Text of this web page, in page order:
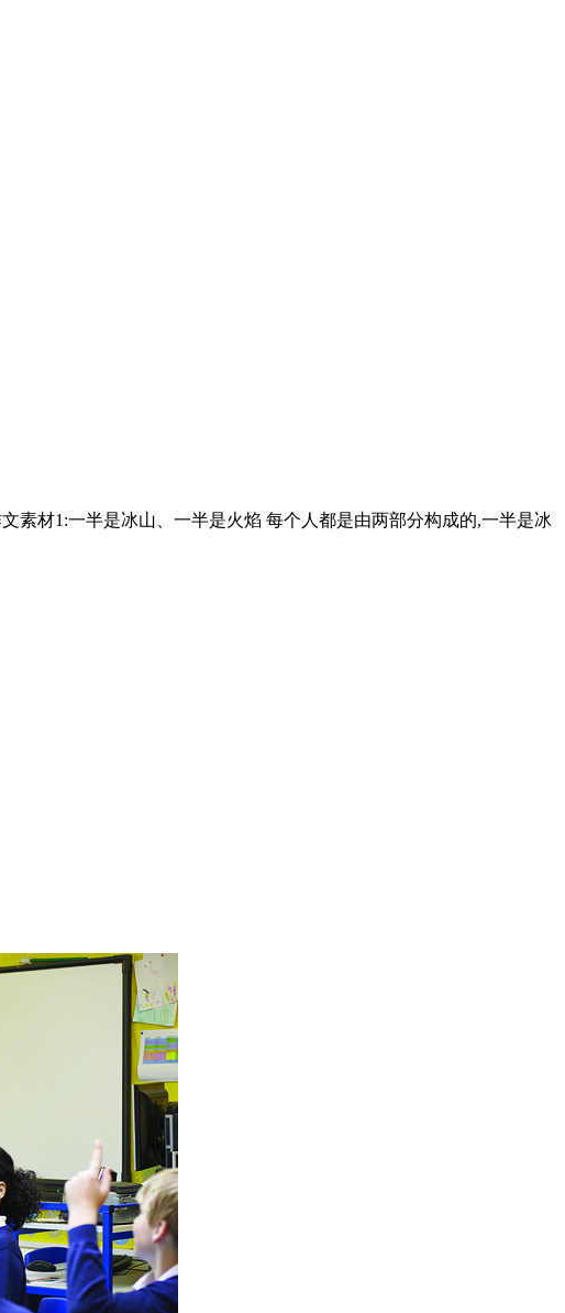
素材1:一半是冰山、一半是火焰 每个人都是由两部分构成的,一半是冰